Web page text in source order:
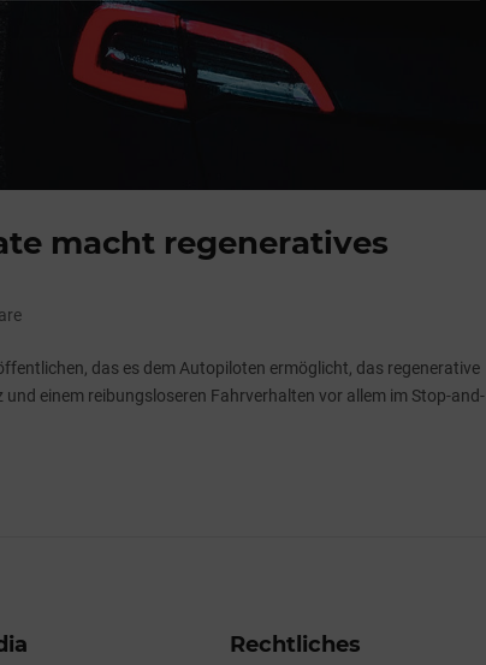
macht regeneratives
das es dem Autopiloten ermöglicht, das regenerative
einem reibungsloseren Fahrverhalten vor allem im Stop-and-
Rechtliches